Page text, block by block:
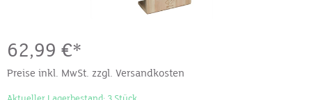
62,99 €*
Preise inkl. MwSt. zzgl. Versandkosten